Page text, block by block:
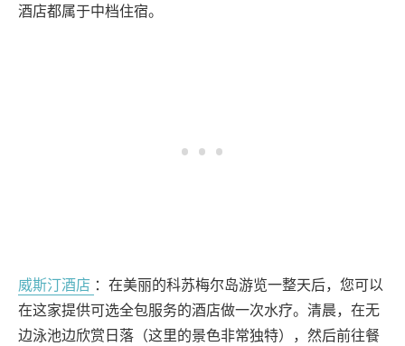
酒店都属于中档住宿。
威斯汀酒店 ：在美丽的科苏梅尔岛游览一整天后，您可以
在这家提供可选全包服务的酒店做一次水疗。清晨，在无
边泳池边欣赏日落（这里的景色非常独特），然后前往餐